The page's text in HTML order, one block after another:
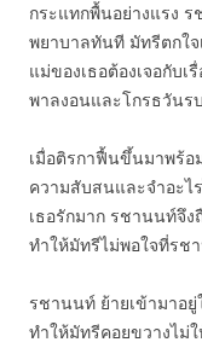
กระแทกพื้นอย่างแรง
พยาบาลทันที มัทรีตกใ
แม่ของเธอต้องเจอกับ
พาลงอนและโกรธวันร
เมื่อติรกาฟื้นขึ้นมาพร้อ
ความสับสนและจำอะ
เธอรักมาก รชานนท์จึ
ทำให้มัทรีไม่พอใจที่รช
รชานนท์ ย้ายเข้ามาอ
ทำให้มัทรีคอยขวางไม่